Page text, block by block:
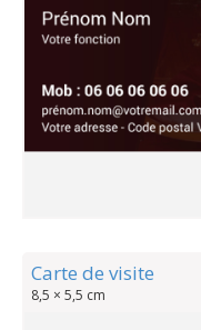
Carte de visite
8,5 × 5,5 cm